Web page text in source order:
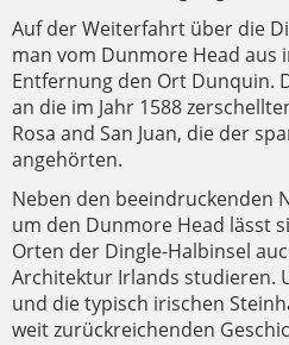
Auf der Weiterfahrt über die
man vom Dunmore Head aus
Entfernung den Ort Dunquin.
an die im Jahr 1588
Rosa and San Juan, die der
angehörten.
Neben den beeindruckenden
um den Dunmore Head lässt
Orten der Dingle-Halbinsel
Architektur Irlands studieren.
und die typisch irischen
weit zurückreichenden